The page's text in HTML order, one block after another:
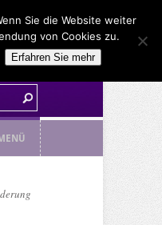
Sie die Website weiter
von Cookies zu.
Erfahren Sie mehr